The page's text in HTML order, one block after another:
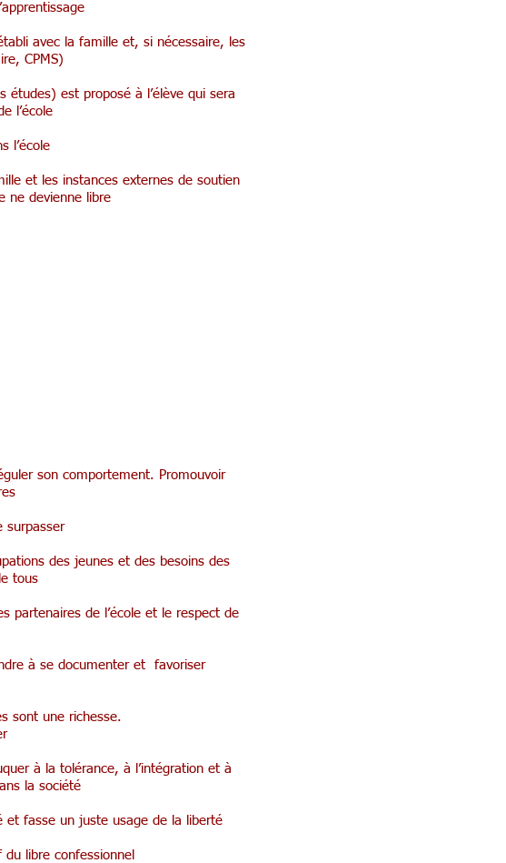
avec la famille et, si nécessaire, les
CPMS)
est proposé à l’élève qui sera
l’école
l’école
et les instances externes de soutien
ne devienne libre
son comportement. Promouvoir
surpasser
des jeunes et des besoins des
tous
partenaires de l’école et le respect de
à se documenter et favoriser
sont une richesse.
à la tolérance, à l’intégration et à
la société
et fasse un juste usage de la liberté
libre confessionnel